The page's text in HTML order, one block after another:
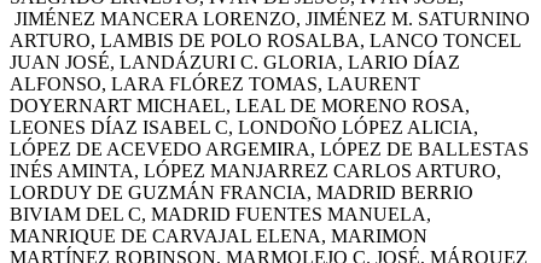
JIMÉNEZ MANCERA LORENZO, JIMÉNEZ M. SATURNINO
ARTURO, LAMBIS DE POLO ROSALBA, LANCO TONCEL
JUAN JOSÉ, LANDÁZURI C. GLORIA, LARIO DÍAZ
ALFONSO, LARA FLÓREZ TOMAS, LAURENT
DOYERNART MICHAEL, LEAL DE MORENO ROSA,
LEONES DÍAZ ISABEL C, LONDOÑO LÓPEZ ALICIA,
LÓPEZ DE ACEVEDO ARGEMIRA, LÓPEZ DE BALLESTAS
INÉS AMINTA, LÓPEZ MANJARREZ CARLOS ARTURO,
LORDUY DE GUZMÁN FRANCIA, MADRID BERRIO
BIVIAM DEL C, MADRID FUENTES MANUELA,
MANRIQUE DE CARVAJAL ELENA, MARIMON
MARTÍNEZ ROBINSON, MARMOLEJO C. JOSÉ, MÁRQUEZ